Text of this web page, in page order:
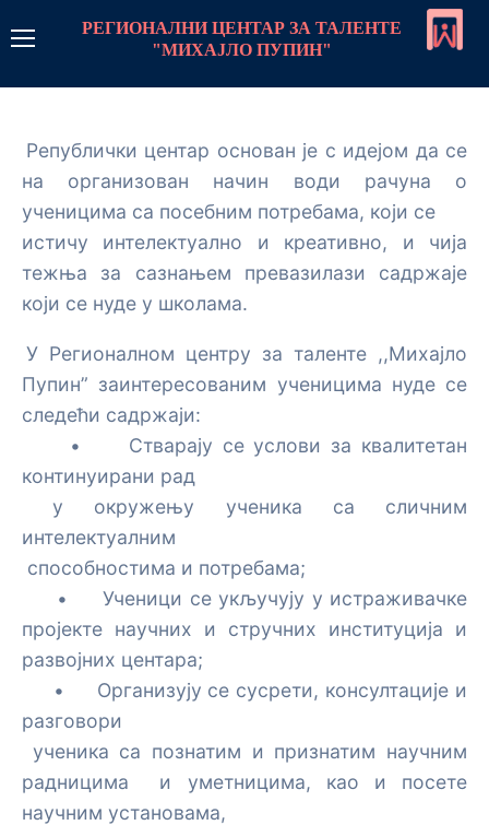
РЕГИОНАЛНИ ЦЕНТАР ЗА ТАЛЕНТЕ
"МИХАЈЛО ПУПИН"
Линкови
Контакт
Програм рада
Стратегије рада са даровитим ученицима
Стална школа
Стална школа-увод
Стална школа у 2023 години
Летње школе и колоније
Стручне и радне екскурзије
Центар
Монографија центра
О нама чланак
Часопис
Пупин
Вајферт
Додатне активности центра
Такмичења
Такмичења програми
Регионалнa такмичења
Такмичења у текућој години
Архива догађаја за такмичења на регионалном и
покрајинском нивоу
Државна такмичења
Такмичења у текућој години-државна
Архива догађаја за такмичења на државном нивоу
Документи за такмичење
Конкурси
Конкурси
Резултати
Награђени радови
Предмети
Програмирање
Креативно програмирање
Креативно програмирање - увод
Креирање 2D анимација у Processing-у (Java)
Симулација кретања Земље око Сунца у 3D
Processing-у (Java)
Креативно програмирање за основце почетнике
Пупинов изазов
Камп у Идвору
Вештачка интелигенција водич
Ликовна уметност
Галерија ликовних радова 2007-2008
Галерија ликовних радова 2008-2009
Физика, истраживања и рад са талентованим
ученицима
Математика - рад са талентованим ученицима
Роботика и мехатроника
Пројекти
Еразмус+ пројекат
Републички центар основан је с идејом да се
на организован начин води рачуна о
ученицима са посебним потребама, који се
истичу интелектуално и креативно, и чија
тежња за сазнањем превазилази садржаје
који се нуде у школама.
У Регионалном центру за таленте ,,Михајло
Пупин” заинтересованим ученицима нуде се
следећи садржаји:
• Стварају се услови за квалитетан
континуирани рад
у окружењу ученика са сличним
интелектуалним
способностима и потребама;
• Ученици се укључују у истраживачке
пројекте научних и стручних институција и
развојних центара;
• Организују се сусрети, консултације и
разговори
ученика са познатим и признатим научним
радницима и уметницима, као и посете
научним установама,